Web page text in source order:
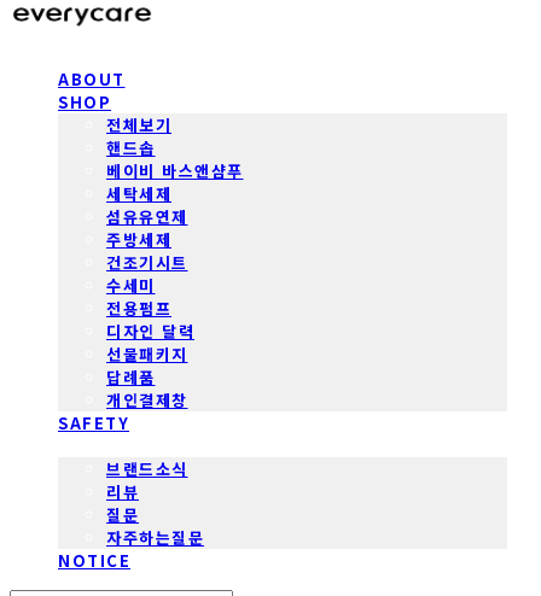
ABOUT
SHOP
전체보기
핸드솝
베이비 바스앤샴푸
세탁세제
섬유유연제
주방세제
건조기시트
수세미
전용펌프
디자인 달력
선물패키지
답례품
개인결제창
SAFETY
브랜드소식
리뷰
질문
자주하는질문
NOTICE